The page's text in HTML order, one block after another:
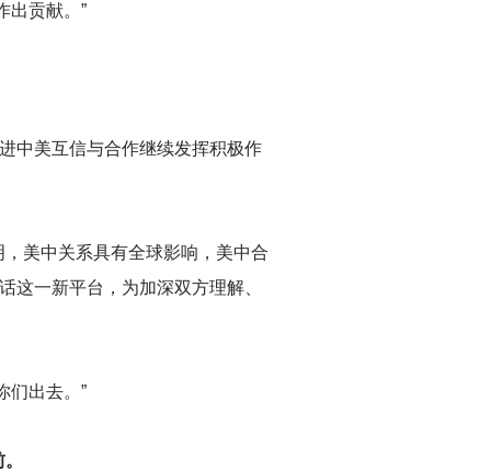
出贡献。”
中美互信与合作继续发挥积极作
美中关系具有全球影响，美中合
这一新平台，为加深双方理解、
们出去。”